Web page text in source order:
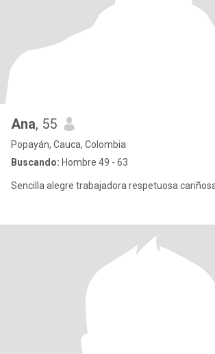
Ana, 55
Popayán, Cauca, Colombia
Buscando: Hombre 49 - 63
Sencilla alegre trabajadora respetuosa